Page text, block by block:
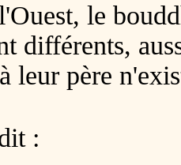
le
différents,
leur père
: